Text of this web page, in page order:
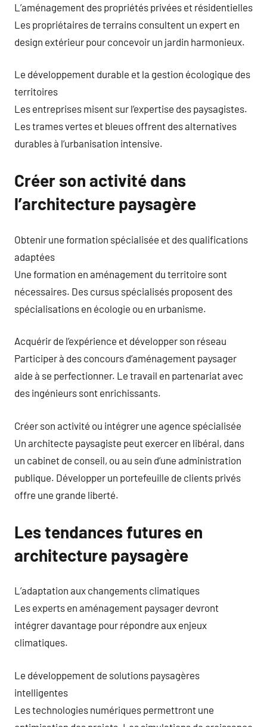
L’aménagement des propriétés privées et résidentielles
Les propriétaires de terrains consultent un expert en
design extérieur pour concevoir un jardin harmonieux.
Le développement durable et la gestion écologique des
territoires
Les entreprises misent sur l’expertise des paysagistes.
Les trames vertes et bleues offrent des alternatives
durables à l’urbanisation intensive.
Créer son activité dans
l’architecture paysagère
Obtenir une formation spécialisée et des qualifications
adaptées
Une formation en aménagement du territoire sont
nécessaires. Des cursus spécialisés proposent des
spécialisations en écologie ou en urbanisme.
Acquérir de l’expérience et développer son réseau
Participer à des concours d’aménagement paysager
aide à se perfectionner. Le travail en partenariat avec
des ingénieurs sont enrichissants.
Créer son activité ou intégrer une agence spécialisée
Un architecte paysagiste peut exercer en libéral, dans
un cabinet de conseil, ou au sein d’une administration
publique. Développer un portefeuille de clients privés
offre une grande liberté.
Les tendances futures en
architecture paysagère
L’adaptation aux changements climatiques
Les experts en aménagement paysager devront
intégrer davantage pour répondre aux enjeux
climatiques.
Le développement de solutions paysagères
intelligentes
Les technologies numériques permettront une